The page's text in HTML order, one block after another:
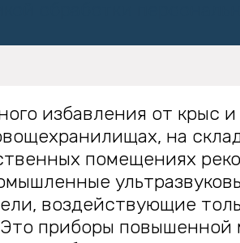
избавления от крыс
на
помещениях
воздействующие
Это приборы